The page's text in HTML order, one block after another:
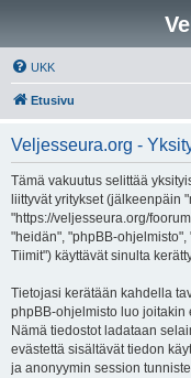
UKK
Etusivu
Veljesseura.org -
Tämä vakuutus selittää
liittyvät yritykset (jälkeenpäin
"https://veljesseura.org/
"heidän", "phpBB-
Tiimit") käyttävät sinulta
Tietojasi kerätään kahdella
phpBB-ohjelmisto luo joitakin
Nämä tiedostot ladataan
evästettä sisältävät tiedon
ja anonyymin session